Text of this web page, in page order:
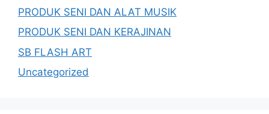
PRODUK SENI DAN ALAT MUSIK
PRODUK SENI DAN KERAJINAN
SB FLASH ART
Uncategorized